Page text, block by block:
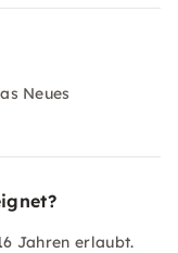
Neues
Jahren erlaubt.